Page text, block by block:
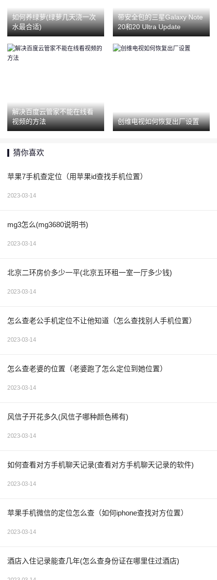
如何养绿萝(绿萝几天浇一次
水最合适)
带安全包的三星Galaxy Note
20和20 Ultra Update
解决百度云管家不能在线看
视频的方法
创维电视如何恢复出厂设置
猜你喜欢
苹果7手机查定位（用苹果id查找手机位置）
2023-03-14
mg3怎么(mg3680说明书)
2023-03-14
北京二环房价多少一平(北京五环租一室一厅多少钱)
2023-03-14
怎么查老公手机定位不让他知道（怎么查找别人手机位置）
2023-03-14
怎么查老婆的位置（老婆跑了怎么定位到她位置）
2023-03-14
风信子开花多久(风信子哪种颜色稀有)
2023-03-14
如何查看对方手机聊天记录(查看对方手机聊天记录的软件)
2023-03-14
苹果手机微信的定位怎么查（如何iphone查找对方位置）
2023-03-14
酒店入住记录能查几年(怎么查身份证在哪里住过酒店)